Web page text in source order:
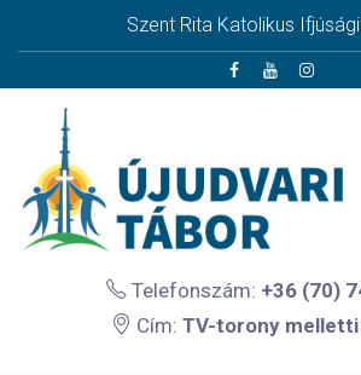
Szent Rita Katolikus
Telefonszám: +36 (70)
Cím: TV-torony